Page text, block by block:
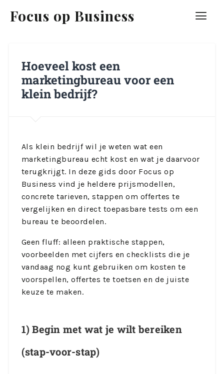
Focus op Business
Hoeveel kost een
marketingbureau voor een
klein bedrijf?
Als klein bedrijf wil je weten wat een
marketingbureau echt kost en wat je daarvoor
terugkrijgt. In deze gids door Focus op
Business vind je heldere prijsmodellen,
concrete tarieven, stappen om offertes te
vergelijken en direct toepasbare tests om een
bureau te beoordelen.
Geen fluff: alleen praktische stappen,
voorbeelden met cijfers en checklists die je
vandaag nog kunt gebruiken om kosten te
voorspellen, offertes te toetsen en de juiste
keuze te maken.
1) Begin met wat je wilt bereiken
(stap-voor-stap)